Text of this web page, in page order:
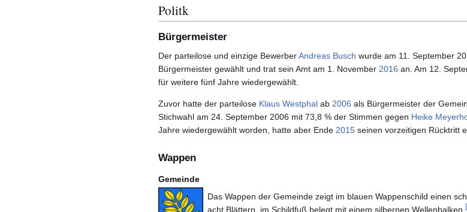
Politk
Bürgermeister
Der parteilose und einzige BewerberAndreas Busch wurde am 11. September
Bürgermeister gewählt und trat sein Amt am 1. November 2016 an. Am 12.
für weitere fünf Jahre wiedergewählt.
Zuvor hatte der parteilose Klaus Westphal ab 2006 als Bürgermeister der
Stichwahl am 24. September 2006 mit 73,8 % der Stimmen gegen Heike
Jahre wiedergewählt worden, hatte aber Ende 2015 seinen vorzeitigen Rücktritt
Wappen
Gemeinde
Das Wappen der Gemeinde zeigt im blauen Wappenschild einen
acht Blättern, im Schildfuß belegt mit einem silbernen Wellenbalken. [